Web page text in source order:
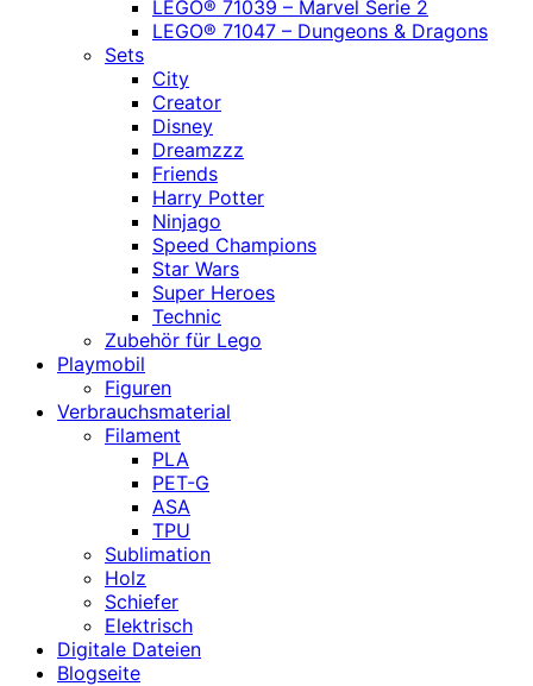
LEGO® 71039 – Marvel Serie 2
LEGO® 71047 – Dungeons & Dragons
Sets
City
Creator
Disney
Dreamzzz
Friends
Harry Potter
Ninjago
Speed Champions
Star Wars
Super Heroes
Technic
Zubehör für Lego
Playmobil
Figuren
Verbrauchsmaterial
Filament
PLA
PET-G
ASA
TPU
Sublimation
Holz
Schiefer
Elektrisch
Digitale Dateien
Blogseite